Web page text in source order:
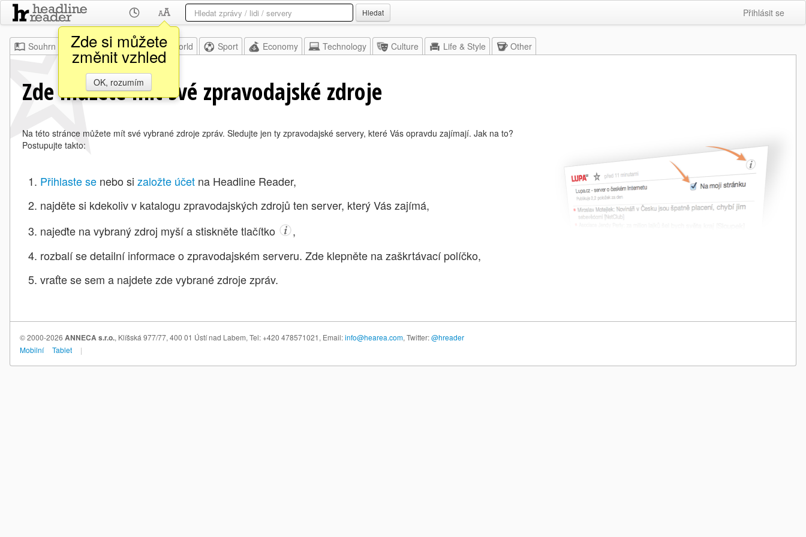
Zde si můžete
změnit vzhled
OK, rozumím
Hledat Přihlásit se
Souhrn Moje Home World Sport Economy Technology Culture Life & Style Other
Zde můžete mít své zpravodajské zdroje
Na této stránce můžete mít své vybrané zdroje zpráv. Sledujte jen ty zpravodajské servery, které Vás opravdu zajímají. Jak na to?
Postupujte takto:
Přihlaste se nebo si založte účet na Headline Reader,
najděte si kdekoliv v katalogu zpravodajských zdrojů ten server, který Vás zajímá,
najeďte na vybraný zdroj myší a stisknětetlačítko
,
rozbalí se detailní informace o zpravodajském serveru. Zde klepněte na zaškrtávací políčko,
vraťte se sem a najdete zde vybrané zdroje zpráv.
© 2000-2026 ANNECA s.r.o., Klíšská 977/77, 400 01 Ústí nad Labem, Tel: +420 478571021, Email:info@hearea.com, Twitter:@hreader
Mobilní
Tablet |